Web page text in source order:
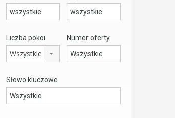
Liczba pokoi
Wszystkie
Numer oferty
Słowo kluczowe